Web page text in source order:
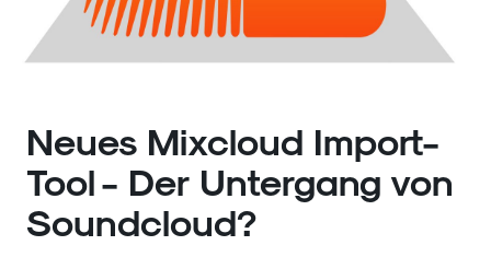
Neues Mixcloud Import-
Tool - Der Untergang von
Soundcloud?